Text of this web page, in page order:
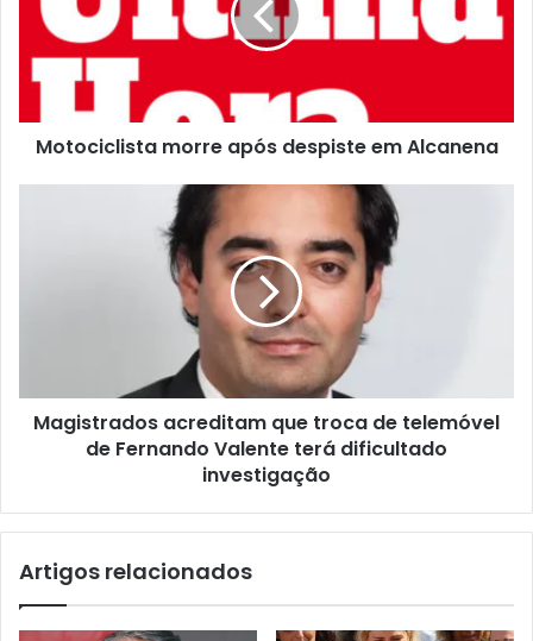
Motociclista morre após despiste em Alcanena
Magistrados acreditam que troca de telemóvel
de Fernando Valente terá dificultado
investigação
Artigos relacionados